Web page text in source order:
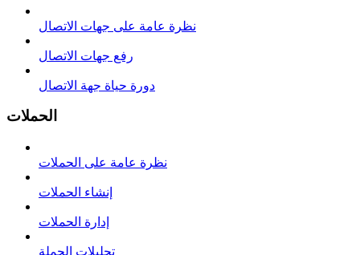
نظرة عامة على جهات الاتصال
رفع جهات الاتصال
دورة حياة جهة الاتصال
الحملات
نظرة عامة على الحملات
إنشاء الحملات
إدارة الحملات
تحليلات الحملة